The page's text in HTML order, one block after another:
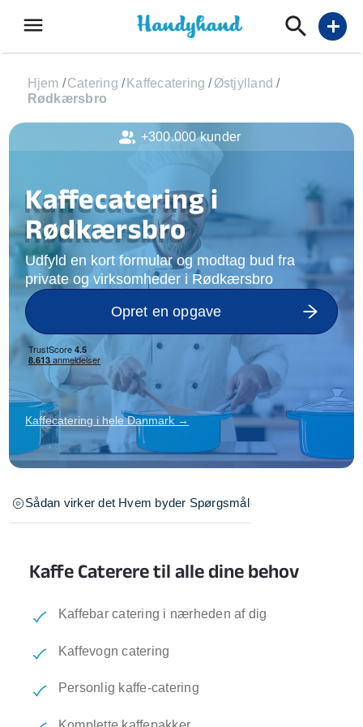
menu add
Hjem /Catering / Kaffecatering / Østjylland /
Rødkærsbro
Kaffecatering i
Rødkærsbro
Udfyld en kort formular og modtag bud fra
private og virksomheder i Rødkærsbro
Opret en opgave
Kaffecatering i hele Danmark →
Sådan virker det Hvem byder Spørgsmål
Kaffe Caterere til alle dine behov
Kaffebar catering i nærheden af dig
Kaffevogn catering
Personlig kaffe-catering
+300.000 kunder